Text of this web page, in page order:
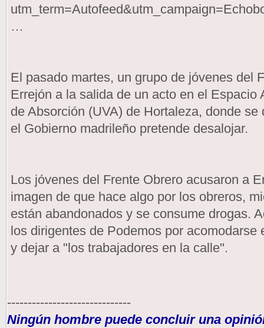
…
El pasado martes, un grupo de jóvenes del
Errejón a la salida de un acto en el Espacio
de Absorción (UVA) de Hortaleza, donde
el Gobierno madrileño pretende desalojar.
Los jóvenes del Frente Obrero acusaron a
imagen de que hace algo por los obreros,
están abandonados y se consume drogas.
los dirigentes de Podemos por
y dejar a "los trabajadores en la calle".
------------------------------
Ningún hombre puede concluir una